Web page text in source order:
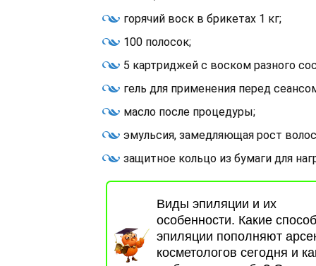
горячий воск в брикетах 1 кг;
100 полосок;
5 картриджей с воском разного
гель для применения перед
масло после процедуры;
эмульсия, замедляющая рост
защитное кольцо из бумаги для
Виды эпиляции и их
особенности. Какие
эпиляции пополняют
косметологов сегодня и